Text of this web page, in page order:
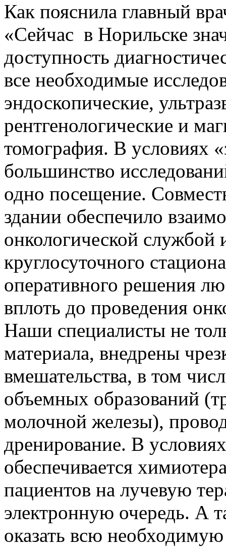
Как пояснила главный
«Сейчас в Норильске
доступность
все необходимые
эндоскопические,
рентгенологические и
томография. В условиях
большинство
одно посещение.
здании обеспечило
онкологической службой
круглосуточного
оперативного решения
вплоть до проведения
Наши специалисты не
материала, внедрены
вмешательства, в том
объемных образований
молочной железы),
дренирование. В
обеспечивается
пациентов на лучевую
электронную очередь. А
оказать всю